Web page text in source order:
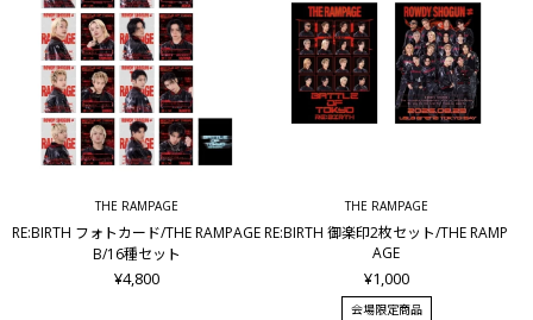
THE RAMPAGE
RE:BIRTH フォトカード/THE RAMPAGE
B/16種セット
¥4,800
THE RAMPAGE
RE:BIRTH 御楽印2枚セット/THE RAMP
AGE
¥1,000
会場限定商品